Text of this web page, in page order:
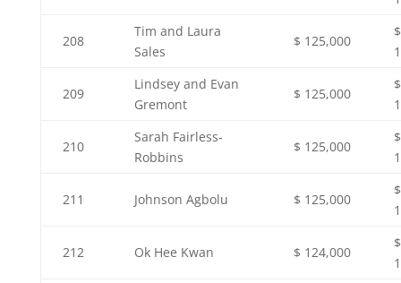
208
Tim and Laura
Sales
$ 125,000
$
209
Lindsey and Evan
Gremont
$ 125,000
$
210
Sarah Fairless-
Robbins
$ 125,000
$
211 Johnson Agbolu $ 125,000
$
212 Ok Hee Kwan $ 124,000
$